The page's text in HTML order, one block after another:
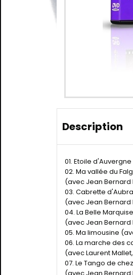
Description
01. Etoile
02. Ma vallée du
(avec Jean Bernard
03. Cabrette
(avec Jean Bernard
04. La Belle Marquise
(avec Jean Bernard
05. Ma limousine
06. La marche des
(avec Laurent
07. Le Tango de